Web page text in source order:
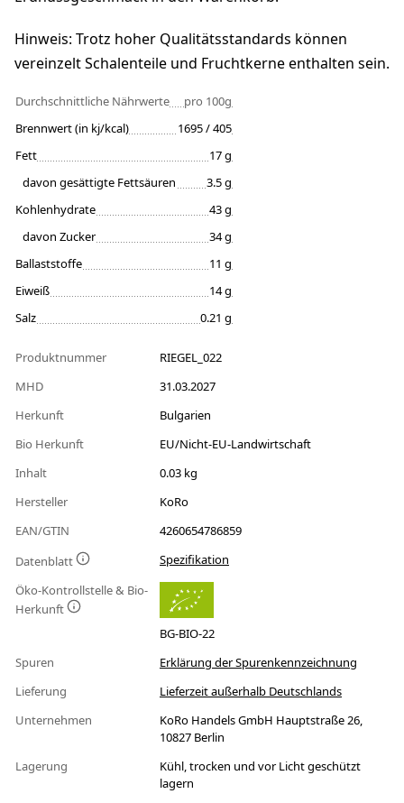
Hinweis: Trotz hoher Qualitätsstandards können
vereinzelt Schalenteile und Fruchtkerne enthalten sein.
Durchschnittliche Nährwerte
pro 100g
Brennwert (in kj/kcal)
1695 / 405
Fett
17 g
davon gesättigte Fettsäuren
3.5 g
Kohlenhydrate
43 g
davon Zucker
34 g
Ballaststoffe
11 g
Eiweiß
14 g
Salz
0.21 g
Produktnummer
RIEGEL_022
MHD
31.03.2027
Herkunft
Bulgarien
Bio Herkunft
EU/Nicht-EU-Landwirtschaft
Inhalt
0.03 kg
Hersteller
KoRo
EAN/GTIN
4260654786859
Datenblatt
Spezifikation
Öko-Kontrollstelle & Bio-
Herkunft
BG-BIO-22
Spuren
Erklärung der Spurenkennzeichnung
Lieferung
Lieferzeit außerhalb Deutschlands
Unternehmen
KoRo Handels GmbH Hauptstraße 26,
10827 Berlin
Lagerung
Kühl, trocken und vor Licht geschützt
lagern